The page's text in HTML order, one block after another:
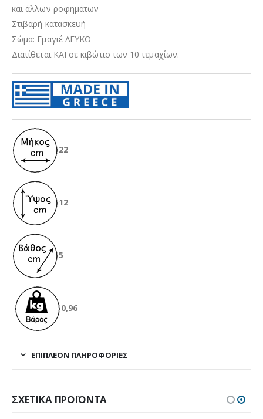
και άλλων ροφημάτων
Στιβαρή κατασκευή
Σώμα: Εμαγιέ ΛΕΥΚΟ
Διατίθεται ΚΑΙ σε κιβώτιο των 10 τεμαχίων.
22
12
5
0,96
ΕΠΙΠΛΈΟΝ ΠΛΗΡΟΦΟΡΊΕΣ
ΣΧΕΤΙΚΆ ΠΡΟΪΌΝΤΑ